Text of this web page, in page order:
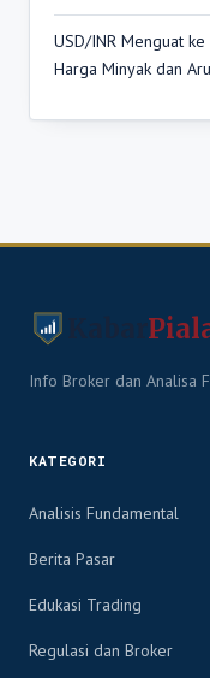
USD/INR Menguat
Harga Minyak dan
Info Broker dan Analisa
KATEGORI
Analisis Fundamental
Berita Pasar
Edukasi Trading
Regulasi dan Broker